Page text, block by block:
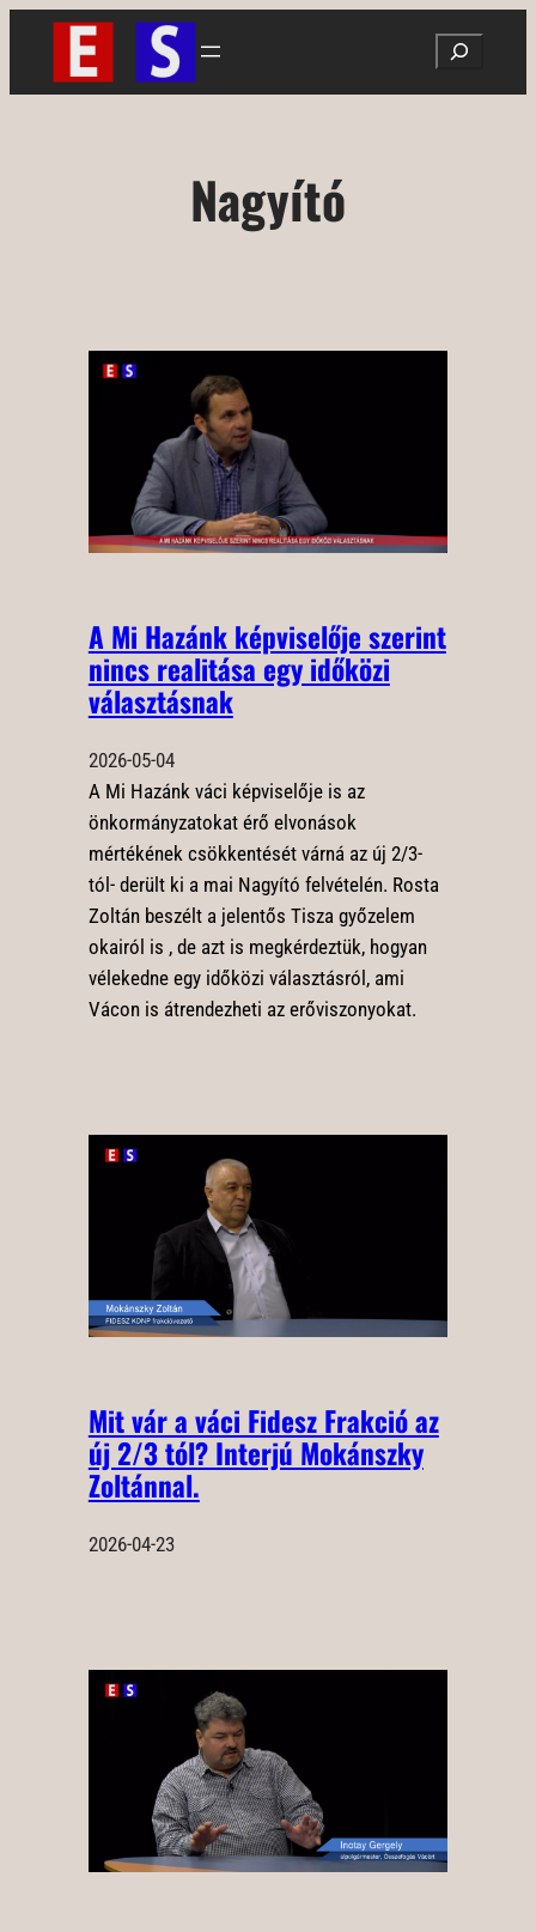
Ugrás
tartalomhoz
Search
Nagyító
A Mi Hazánk képviselője szerint
nincs realitása egy időközi
választásnak
2026-05-04
A Mi Hazánk váci képviselője is az
önkormányzatokat érő elvonások
mértékének csökkentését várná az új 2/3-
tól- derült ki a mai Nagyító felvételén. Rosta
Zoltán beszélt a jelentős Tisza győzelem
okairól is , de azt is megkérdeztük, hogyan
vélekedne egy időközi választásról, ami
Vácon is átrendezheti az erőviszonyokat.
Mit vár a váci Fidesz Frakció az
új 2/3 tól? Interjú Mokánszky
Zoltánnal.
2026-04-23